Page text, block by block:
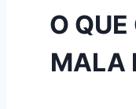
O
MALA